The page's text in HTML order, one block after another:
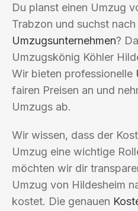
Du planst einen Umzug
Trabzon und suchst
Umzugsunternehmen?
Umzugskönig Köhler
Wir bieten professionelle
fairen Preisen an und
Umzugs ab.
Wir wissen, dass der
Umzug eine wichtige
möchten wir dir
Umzug von Hildesheim
kostet. Die genauen